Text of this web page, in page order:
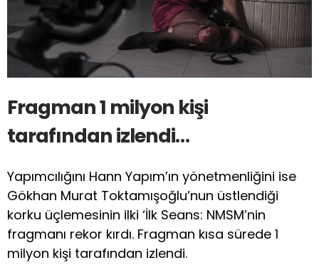
Fragman 1 milyon kişi
tarafından izlendi…
Yapımcılığını Hann Yapım’ın yönetmenliğini ise
Gökhan Murat Toktamışoğlu’nun üstlendiği
korku üçlemesinin ilki ‘İlk Seans: NMSM’nin
fragmanı rekor kırdı. Fragman kısa sürede 1
milyon kişi tarafından izlendi.